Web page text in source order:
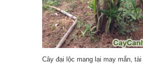
Cây đại lộc mang lại may mắn, tài